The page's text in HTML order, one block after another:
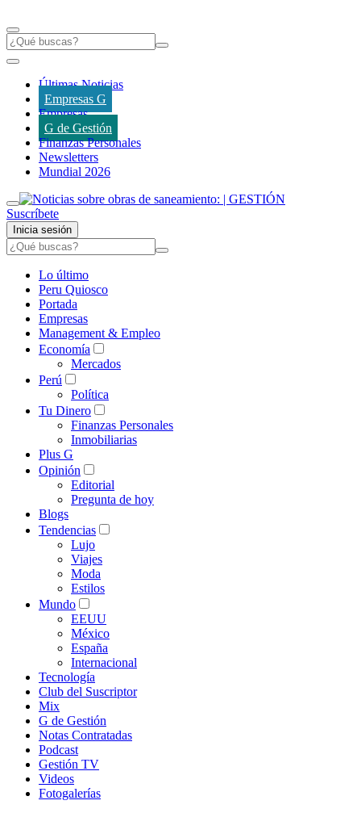
Últimas Noticias
Empresas G
Empresas
G de Gestión
Finanzas Personales
Newsletters
Mundial 2026
Suscríbete
Inicia sesión
Lo último
Peru Quiosco
Portada
Empresas
Management & Empleo
Economía
Mercados
Perú
Política
Tu Dinero
Finanzas Personales
Inmobiliarias
Plus G
Opinión
Editorial
Pregunta de hoy
Blogs
Tendencias
Lujo
Viajes
Moda
Estilos
Mundo
EEUU
México
España
Internacional
Tecnología
Club del Suscriptor
Mix
G de Gestión
Notas Contratadas
Podcast
Gestión TV
Videos
Fotogalerías